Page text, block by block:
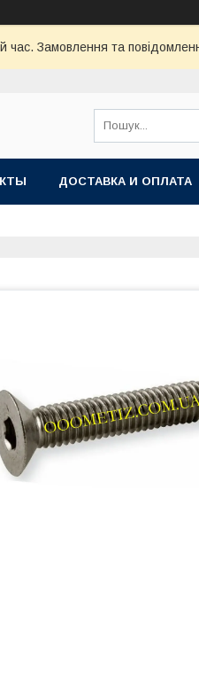
час. Замовлення та
ДОСТАВКА И ОПЛАТА